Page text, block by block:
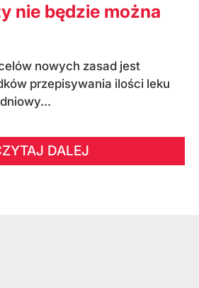
nie będzie można
nowych zasad jest
przepisywania ilości leku
DALEJ